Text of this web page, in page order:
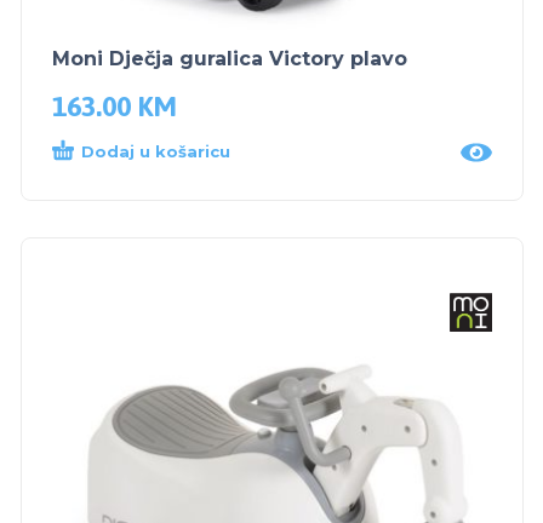
Moni Dječja guralica Victory plavo
163.00 KM
Dodaj u košaricu